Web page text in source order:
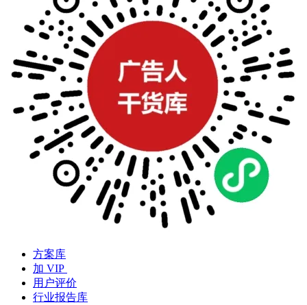
方案库
加 VIP
用户评价
行业报告库